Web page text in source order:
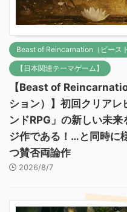
Beast of Reincarnation（ビース
【日本関連テーマゲーム】
【Beast of
ション）】初回クリア
ンドRPG」の新しい未
ジ作である！…と同時に
つ賛否両論作
2026/8/7